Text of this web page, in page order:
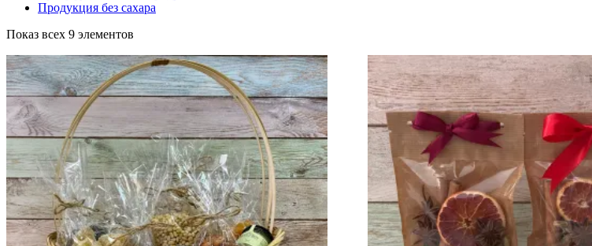
Продукция без сахара
Показ всех 9 элементов